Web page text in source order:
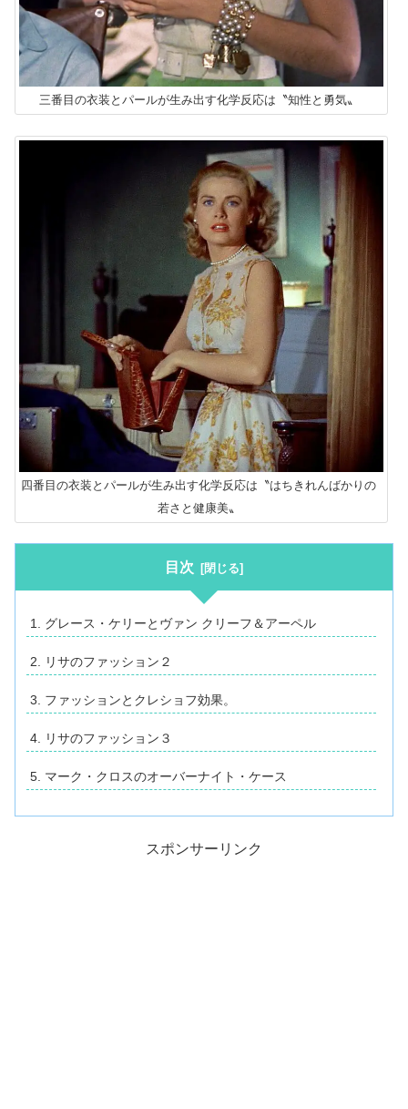
三番目の衣装とパールが生み出す化学反応は〝知性と勇気〟
四番目の衣装とパールが生み出す化学反応は〝はちきれんばかりの
若さと健康美〟
目次
グレース・ケリーとヴァン クリーフ＆アーペル
リサのファッション２
ファッションとクレショフ効果。
リサのファッション３
マーク・クロスのオーバーナイト・ケース
スポンサーリンク